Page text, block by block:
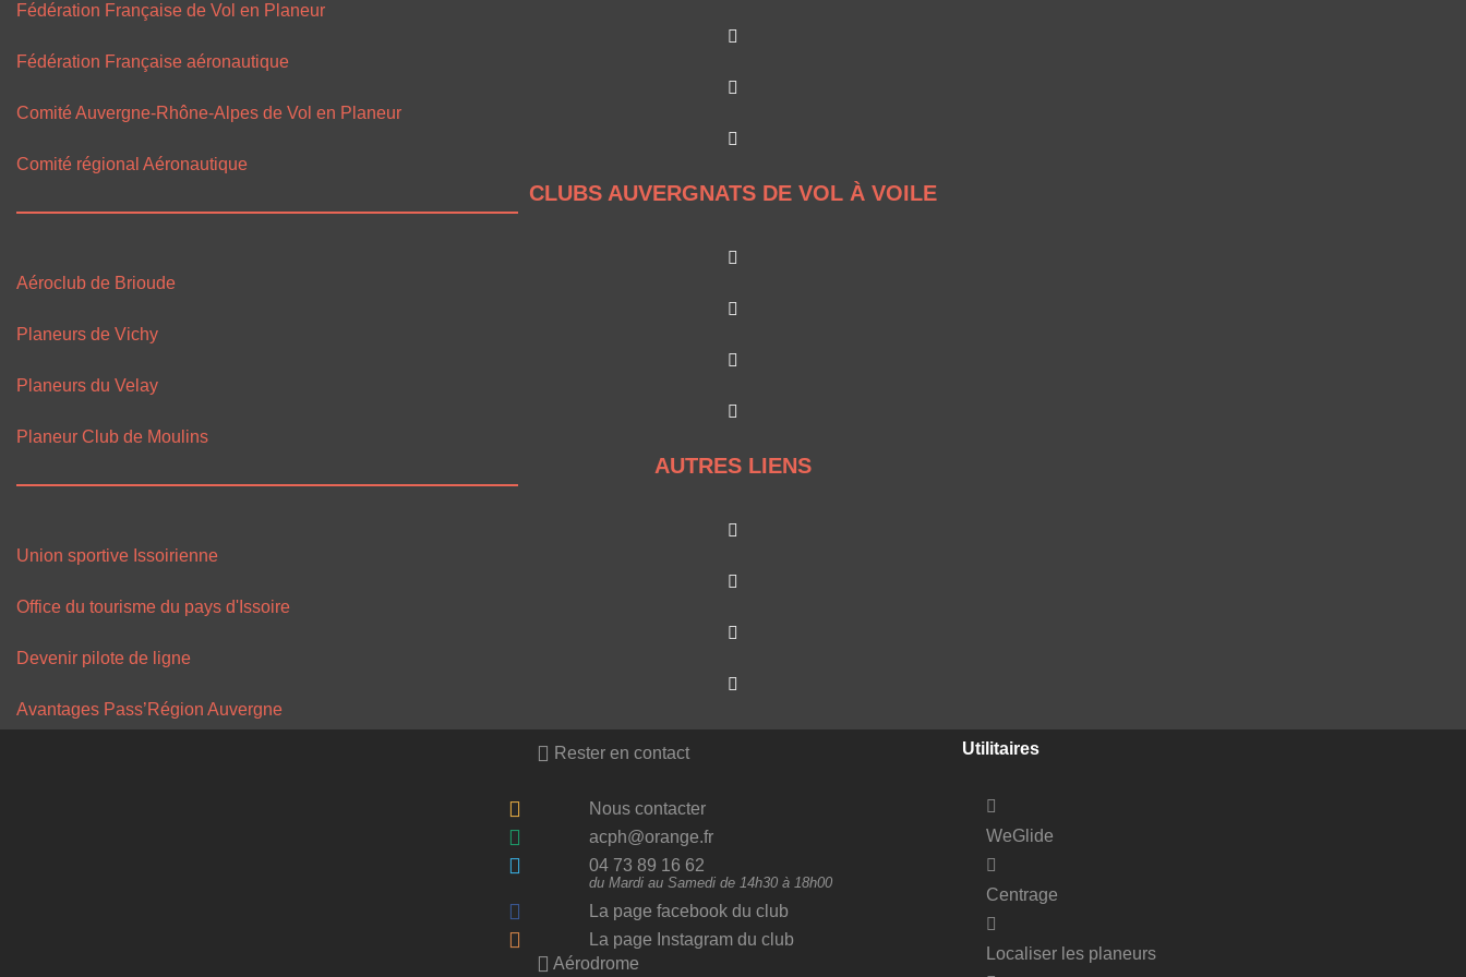
Fédération Française de Vol en Planeur
Fédération Française aéronautique
Comité Auvergne-Rhône-Alpes de Vol en Planeur
Comité régional Aéronautique
CLUBS AUVERGNATS DE VOL À VOILE
Aéroclub de Brioude
Planeurs de Vichy
Planeurs du Velay
Planeur Club de Moulins
AUTRES LIENS
Union sportive Issoirienne
Office du tourisme du pays d'Issoire
Devenir pilote de ligne
Avantages Pass’Région Auvergne
Rester en contact
Nous contacter
acph@orange.fr
04 73 89 16 62
du Mardi au Samedi de 14h30 à 18h00
La page facebook du club
La page Instagram du club
Aérodrome
Utilitaires
WeGlide
Centrage
Localiser les planeurs